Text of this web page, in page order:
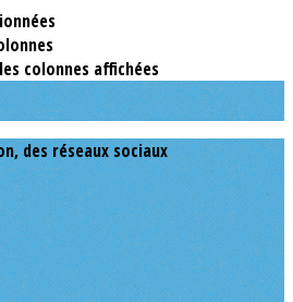
colonnes affichées
des réseaux sociaux